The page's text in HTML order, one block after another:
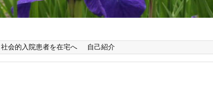
社会的入院患者を在宅へ 自己紹介